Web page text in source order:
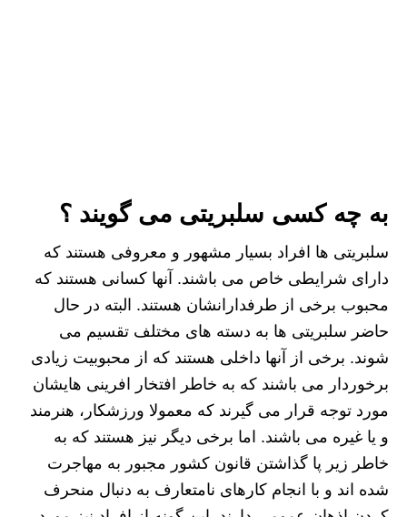
به چه کسی سلبریتی می گویند ؟
سلبریتی ها افراد بسیار مشهور و معروفی هستند که
دارای شرایطی خاص می باشند. آنها کسانی هستند که
محبوب برخی از طرفدارانشان هستند. البته در حال
حاضر سلبریتی ها به دسته های مختلف تقسیم می
شوند. برخی از آنها داخلی هستند که از محبوبیت زیادی
برخوردار می باشند که به خاطر افتخار افرینی هایشان
مورد توجه قرار می گیرند که معمولا ورزشکار، هنرمند
و یا غیره می باشند. اما برخی دیگر نیز هستند که به
خاطر زیر پا گذاشتن قانون کشور مجبور به مهاجرت
شده اند و با انجام کارهای نامتعارف به دنبال منحرف